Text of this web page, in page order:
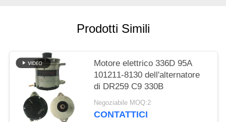
Prodotti Simili
Motore elettrico 336D 95A
101211-8130 dell'alternatore
di DR259 C9 330B
Negoziabile MOQ:2
CONTATTICI